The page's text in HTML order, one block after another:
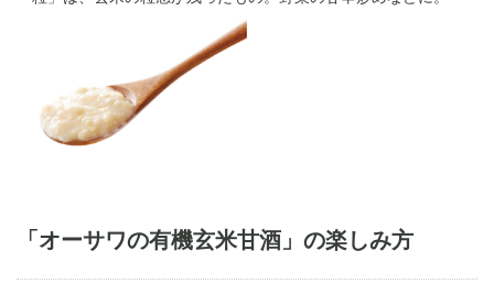
「オーサワの有機玄米甘酒」の楽しみ方